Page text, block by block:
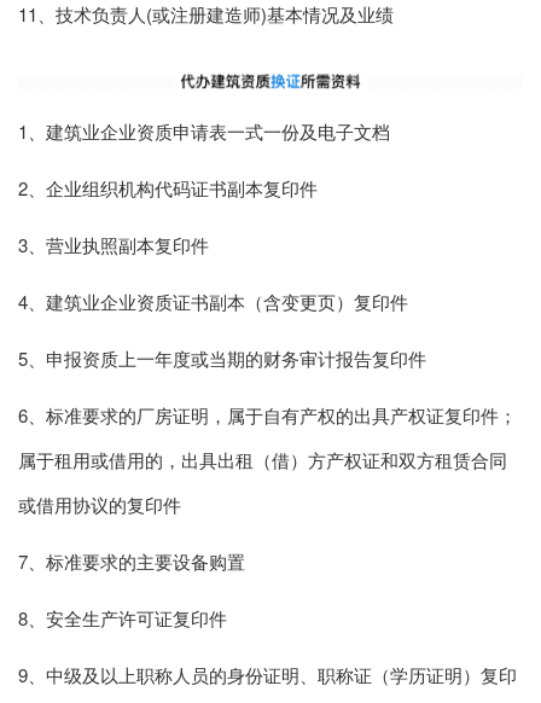
11、技术负责人(或注册建造师)基本情况及业绩
1、建筑业企业资质申请表一式一份及电子文档
2、企业组织机构代码证书副本复印件
3、营业执照副本复印件
4、建筑业企业资质证书副本（含变更页）复印件
5、申报资质上一年度或当期的财务审计报告复印件
6、标准要求的厂房证明，属于自有产权的出具产权证复印件；
属于租用或借用的，出具出租（借）方产权证和双方租赁合同
或借用协议的复印件
7、标准要求的主要设备购置
8、安全生产许可证复印件
9、中级及以上职称人员的身份证明、职称证（学历证明）复印